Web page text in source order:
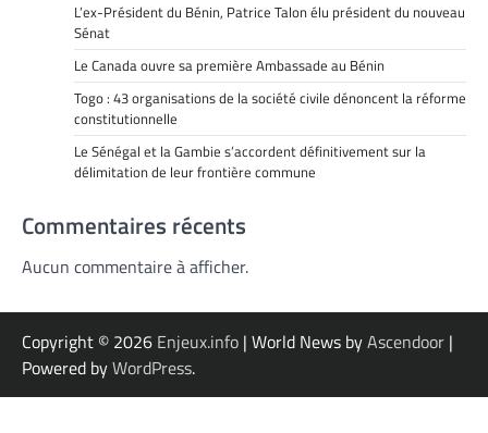
L’ex-Président du Bénin, Patrice Talon élu président du nouveau
Sénat
Le Canada ouvre sa première Ambassade au Bénin
Togo : 43 organisations de la société civile dénoncent la réforme
constitutionnelle
Le Sénégal et la Gambie s’accordent définitivement sur la
délimitation de leur frontière commune
Commentaires récents
Aucun commentaire à afficher.
Copyright © 2026 Enjeux.info | World News byAscendoor |
Powered byWordPress.